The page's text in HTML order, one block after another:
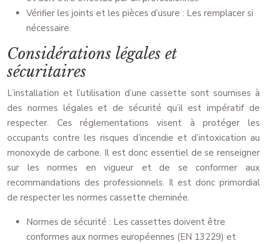
Vérifier les joints et les pièces d’usure : Les remplacer si
nécessaire.
Considérations légales et
sécuritaires
L’installation et l’utilisation d’une cassette sont soumises à
des normes légales et de sécurité qu’il est impératif de
respecter. Ces réglementations visent à protéger les
occupants contre les risques d’incendie et d’intoxication au
monoxyde de carbone. Il est donc essentiel de se renseigner
sur les normes en vigueur et de se conformer aux
recommandations des professionnels. Il est donc primordial
de respecter les normes cassette cheminée.
Normes de sécurité : Les cassettes doivent être
conformes aux normes européennes (EN 13229) et